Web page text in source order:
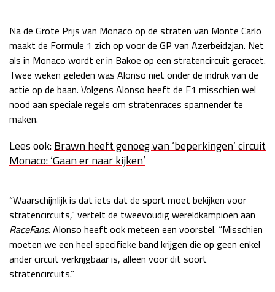
Kwalificatie
za 22:00 - 23:00
Race
zo 21:00 - 23:00
LAS VEGAS GRAND PRIX 2026 20 - 22 nov
Kwalificatie
GP QATAR 2026 27 - 29 nov
Kwalificatie
GP ABU DHABI 2026 04 - 06 dec
Kwalificatie
Na de Grote Prijs van Monaco op de straten van Monte Carlo
maakt de Formule 1 zich op voor de GP van Azerbeidzjan. Net
als in Monaco wordt er in Bakoe op een stratencircuit geracet.
Twee weken geleden was Alonso niet onder de indruk van de
actie op de baan. Volgens Alonso heeft de F1 misschien wel
nood aan speciale regels om stratenraces spannender te
maken.
Lees ook:Brawn heeft genoeg van ‘beperkingen’ circuit
Monaco: ‘Gaan er naar kijken’
“Waarschijnlijk is dat iets dat de sport moet bekijken voor
stratencircuits,” vertelt de tweevoudig wereldkampioen aan
RaceFans. Alonso heeft ook meteen een voorstel. “Misschien
moeten we een heel specifieke band krijgen die op geen enkel
ander circuit verkrijgbaar is, alleen voor dit soort
stratencircuits.”